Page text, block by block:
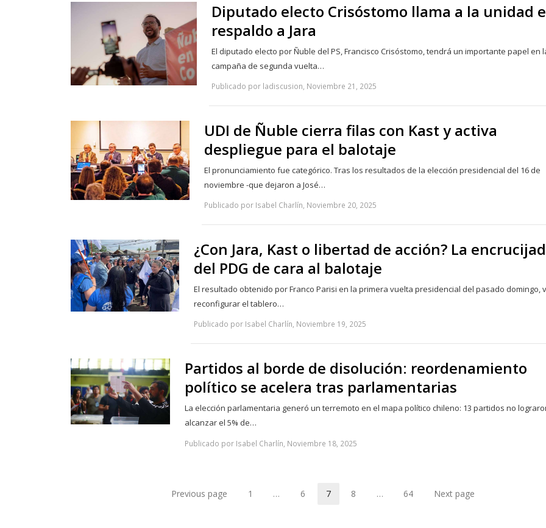
Diputado electo Crisóstomo llama a la unidad
respaldo a Jara
El diputado electo por Ñuble del PS, Francisco Crisóstomo, tendrá un importante papel en
campaña de segunda vuelta…
Publicado por ladiscusion, Noviembre 21, 2025
UDI de Ñuble cierra filas con Kast y activa
despliegue para el balotaje
El pronunciamiento fue categórico. Tras los resultados de la elección presidencial del 16 de
noviembre -que dejaron a José…
Publicado por Isabel Charlín, Noviembre 20, 2025
¿Con Jara, Kast o libertad de acción? La
del PDG de cara al balotaje
El resultado obtenido por Franco Parisi en la primera vuelta presidencial del pasado domingo,
reconfigurar el tablero…
Publicado por Isabel Charlín, Noviembre 19, 2025
Partidos al borde de disolución: reordenamiento
político se acelera tras parlamentarias
La elección parlamentaria generó un terremoto en el mapa político chileno: 13 partidos no
alcanzar el 5% de…
Publicado por Isabel Charlín, Noviembre 18, 2025
Previous page Page
1 … Page
6 Page
7 Page
8 … 64 Next page